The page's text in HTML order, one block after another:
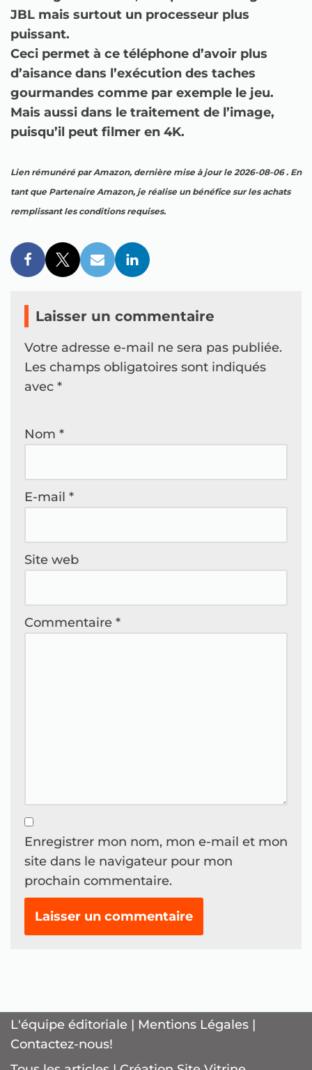
JBL mais surtout un processeur plus
puissant.
Ceci permet à ce téléphone d’avoir plus
d’aisance dans l’exécution des taches
gourmandes comme par exemple le jeu.
Mais aussi dans le traitement de l’image,
puisqu’il peut filmer en 4K.
Lien rémunéré par Amazon, dernière mise à jour le 2026-08-06 . En
tant que Partenaire Amazon, je réalise un bénéfice sur les achats
remplissant les conditions requises.
Laisser un commentaire
Votre adresse e-mail ne sera pas publiée.
Les champs obligatoires sont indiqués
avec *
Nom *
E-mail *
Site web
Commentaire *
Enregistrer mon nom, mon e-mail et mon
site dans le navigateur pour mon
prochain commentaire.
L'équipe éditoriale | Mentions Légales |
Contactez-nous!